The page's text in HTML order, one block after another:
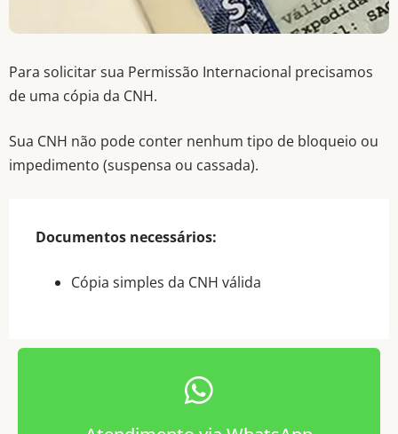
PID Permissão
Internacional
para Dirigir
Há mais de 50 anos
prestando serviços de
eficiência.
Para solicitar sua Permissão Internacional precisamos
de uma cópia da CNH.
Sua CNH não pode conter nenhum tipo de bloqueio ou
impedimento (suspensa ou cassada).
Documentos necessários:
Cópia simples da CNH válida